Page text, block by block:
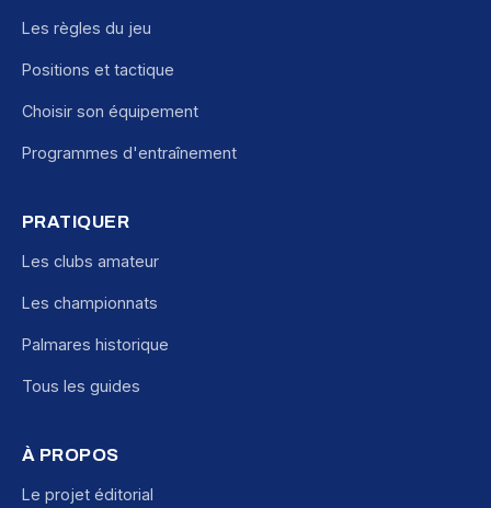
Les règles du jeu
Positions et tactique
Choisir son équipement
Programmes d'entraînement
PRATIQUER
Les clubs amateur
Les championnats
Palmares historique
Tous les guides
À PROPOS
Le projet éditorial